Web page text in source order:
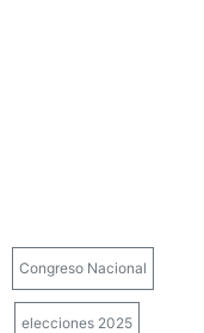
Congreso Nacional
elecciones 2025